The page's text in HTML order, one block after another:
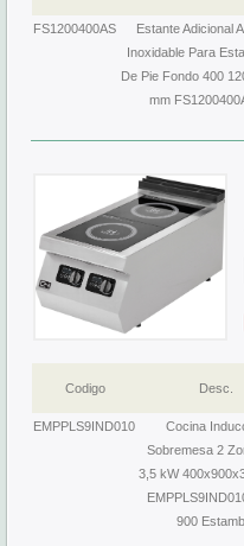
FS1200400AS
Estante Adicional
Inoxidable Para
De Pie Fondo 400
mm
Codigo Desc.
EMPPLS9IND010
Cocina
Sobremesa 2
3,5 kW
900